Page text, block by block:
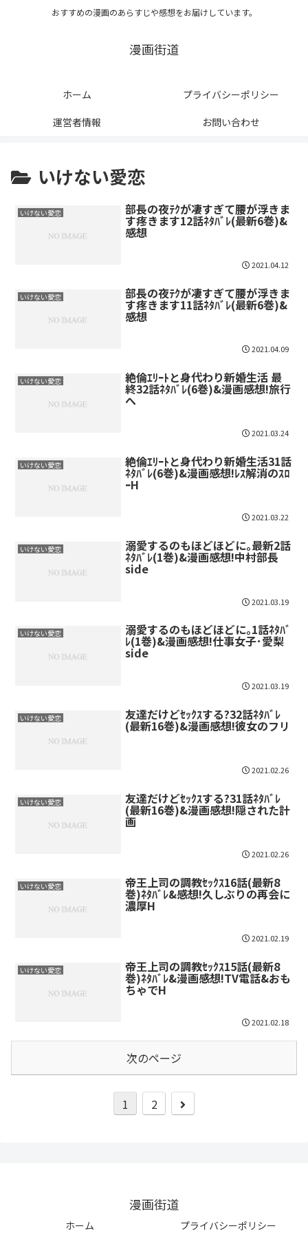
おすすめの漫画のあらすじや感想をお届けしています。
漫画街道
ホーム
プライバシーポリシー
運営者情報
お問い合わせ
いけない愛恋
いけない愛恋 部長の夜ﾃｸが凄すぎて腰が浮きま
す疼きます12話ﾈﾀﾊﾞﾚ(最新6巻)&
感想
2021.04.12
いけない愛恋 部長の夜ﾃｸが凄すぎて腰が浮きま
す疼きます11話ﾈﾀﾊﾞﾚ(最新6巻)&
感想
2021.04.09
いけない愛恋 絶倫ｴﾘｰﾄと身代わり新婚生活 最
終32話ﾈﾀﾊﾞﾚ(6巻)&漫画感想!旅行
へ
2021.03.24
いけない愛恋 絶倫ｴﾘｰﾄと身代わり新婚生活31話
ﾈﾀﾊﾞﾚ(6巻)&漫画感想!ﾚｽ解消のｽﾛ
ｰH
2021.03.22
いけない愛恋 溺愛するのもほどほどに｡最新2話
ﾈﾀﾊﾞﾚ(1巻)&漫画感想!中村部長
side
2021.03.19
いけない愛恋 溺愛するのもほどほどに｡1話ﾈﾀﾊﾞ
ﾚ(1巻)&漫画感想!仕事女子･愛梨
side
2021.03.19
いけない愛恋 友達だけどｾｯｸｽする?32話ﾈﾀﾊﾞﾚ
(最新16巻)&漫画感想!彼女のフリ
2021.02.26
いけない愛恋 友達だけどｾｯｸｽする?31話ﾈﾀﾊﾞﾚ
(最新16巻)&漫画感想!隠された計
画
2021.02.26
いけない愛恋 帝王上司の調教ｾｯｸｽ16話(最新8
巻)ﾈﾀﾊﾞﾚ&感想!久しぶりの再会に
濃厚H
2021.02.19
いけない愛恋 帝王上司の調教ｾｯｸｽ15話(最新8
巻)ﾈﾀﾊﾞﾚ&漫画感想!TV電話&おも
ちゃでH
2021.02.18
次のページ
1 2
漫画街道
ホーム プライバシーポリシー